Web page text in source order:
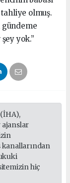
olmuş.
gündeme
yok.”
ajanslar
hiç